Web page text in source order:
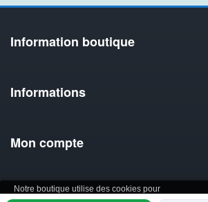
Notre boutique utilise des cookies pour
Information boutique
Informations
Mon compte